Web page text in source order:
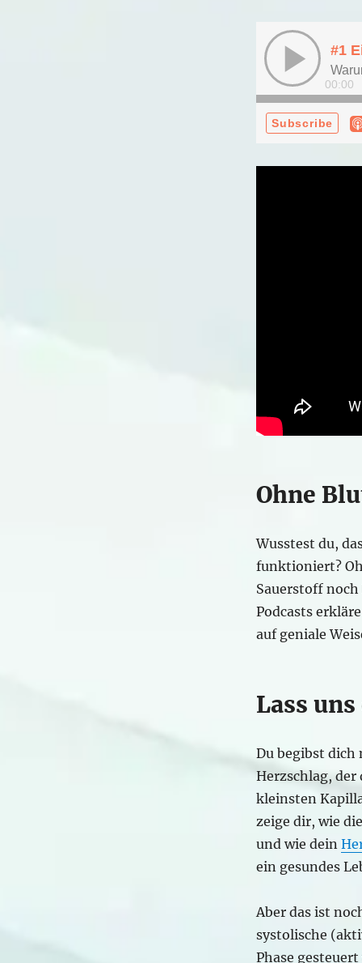
Ohne
Wusstest du,
funktioniert?
Sauerstoff
Podcasts
auf geniale
Lass
Du begibst dich
Herzschlag,
kleinsten
zeige dir, wie die
und wie dein
ein gesundes
Aber das ist
systolische
Phase